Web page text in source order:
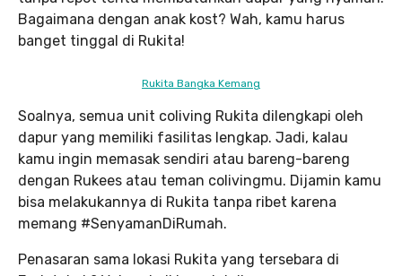
Bagaimana dengan anak kost? Wah, kamu harus
banget tinggal di Rukita!
Rukita Bangka Kemang
Soalnya, semua unit coliving Rukita dilengkapi oleh
dapur yang memiliki fasilitas lengkap. Jadi, kalau
kamu ingin memasak sendiri atau bareng-bareng
dengan Rukees atau teman colivingmu. Dijamin kamu
bisa melakukannya di Rukita tanpa ribet karena
memang #SenyamanDiRumah.
Penasaran sama lokasi Rukita yang tersebara di